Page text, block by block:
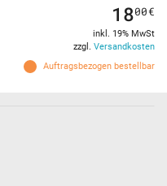
Auftragsbezogen bestellbar
1800€
inkl. 19% MwSt
zzgl. Versandkosten